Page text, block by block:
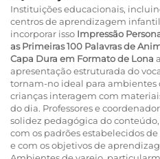
Instituições educacionais,
centros de aprendizagem
incorporar isso Impressão
as Primeiras 100 Palavras de
Capa Dura em Formato de Lona
apresentação estruturada do
tornam-no ideal para ambientes
crianças interagem com
do dia. Professores e
solidez pedagógica do
com os padrões estabelecidos
e com os objetivos de